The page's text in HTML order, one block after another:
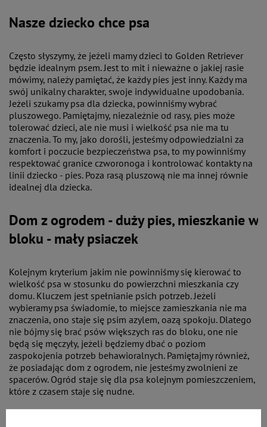
Nasze dziecko chce psa
Często słyszymy, że jeżeli mamy dzieci to Golden Retriever
będzie idealnym psem. Jest to mit i nieważne o jakiej rasie
mówimy, należy pamiętać, że każdy pies jest inny. Każdy ma
swój unikalny charakter, swoje indywidualne upodobania.
Jeżeli szukamy psa dla dziecka, powinniśmy wybrać
pluszowego. Pamiętajmy, niezależnie od rasy, pies może
tolerować dzieci, ale nie musi i wielkość psa nie ma tu
znaczenia. To my, jako dorośli, jesteśmy odpowiedzialni za
komfort i poczucie bezpieczeństwa psa, to my powinniśmy
respektować granice czworonoga i kontrolować kontakty na
linii dziecko - pies. Poza rasą pluszową nie ma innej równie
idealnej dla dziecka.
Dom z ogrodem - duży pies, mieszkanie w
bloku - mały psiaczek
Kolejnym kryterium jakim nie powinniśmy się kierować to
wielkość psa w stosunku do powierzchni mieszkania czy
domu. Kluczem jest spełnianie psich potrzeb. Jeżeli
wybieramy psa świadomie, to miejsce zamieszkania nie ma
znaczenia, ono staje się psim azylem, oazą spokoju. Dlatego
nie bójmy się brać psów większych ras do bloku, one nie
będą się męczyły, jeżeli będziemy dbać o poziom
zaspokojenia potrzeb behawioralnych. Pamiętajmy również,
że posiadając dom z ogrodem, nie jesteśmy zwolnieni ze
spacerów. Ogród staje się dla psa kolejnym pomieszczeniem,
które z czasem staje się nudne.